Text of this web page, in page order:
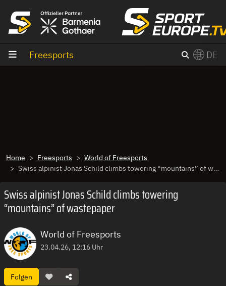
Freesports DE
Home Freesports
World of Freesports
Swiss alpinist Jonas Schild climbs towering “mountains” of wastepaper
Swiss alpinist Jonas Schild climbs towering
“mountains” of wastepaper
World of Freesports
23.04.26, 12:16 Uhr
Folgen